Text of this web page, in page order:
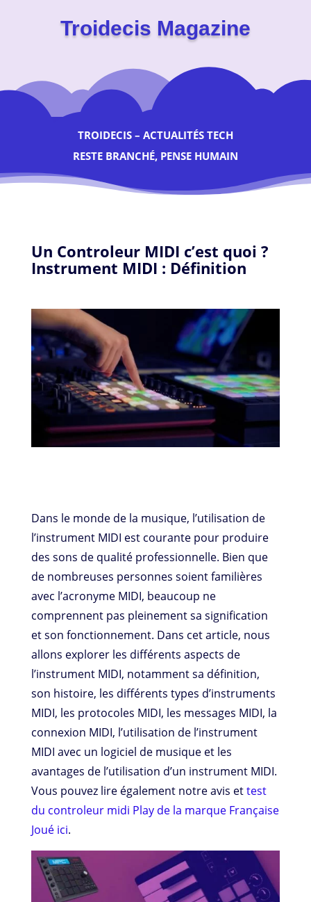
Troidecis Magazine
TROIDECIS – ACTUALITÉS TECH
RESTE BRANCHÉ, PENSE HUMAIN
Un Controleur MIDI c’est quoi ?
Instrument MIDI : Définition
Dans le monde de la musique, l’utilisation de
l’instrument MIDI est courante pour produire
des sons de qualité professionnelle. Bien que
de nombreuses personnes soient familières
avec l’acronyme MIDI, beaucoup ne
comprennent pas pleinement sa signification
et son fonctionnement. Dans cet article, nous
allons explorer les différents aspects de
l’instrument MIDI, notamment sa définition,
son histoire, les différents types d’instruments
MIDI, les protocoles MIDI, les messages MIDI, la
connexion MIDI, l’utilisation de l’instrument
MIDI avec un logiciel de musique et les
avantages de l’utilisation d’un instrument MIDI.
Vous pouvez lire également notre avis ettest
du controleur midi Play de la marque Française
Joué ici.